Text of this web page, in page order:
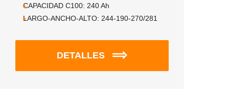
CAPACIDAD C100: 240Ah
LARGO-ANCHO-ALTO: 244-190-270/281
DETALLES